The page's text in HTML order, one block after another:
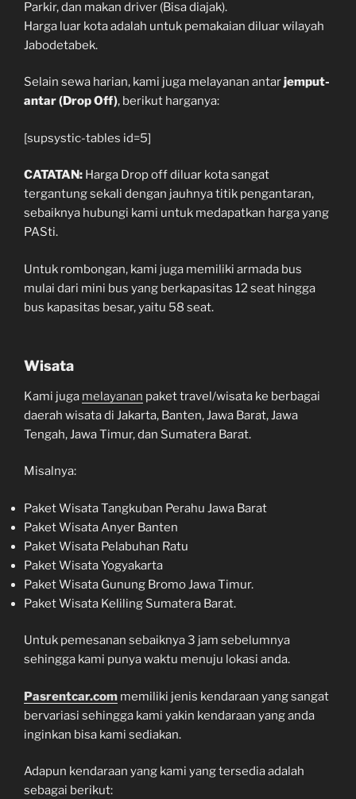
Parkir, dan makan driver (Bisa diajak).
Harga luar kota adalah untuk pemakaian diluar wilayah
Jabodetabek.
Selain sewa harian, kami juga melayanan antarjemput-
antar (Drop Off), berikut harganya:
[supsystic-tables id=5]
CATATAN: Harga Drop off diluar kota sangat
tergantung sekali dengan jauhnya titik pengantaran,
sebaiknya hubungi kami untuk medapatkan harga yang
PASti.
Untuk rombongan, kami juga memiliki armada bus
mulai dari mini bus yang berkapasitas 12 seat hingga
bus kapasitas besar, yaitu 58 seat.
Wisata
Kami juga melayanan paket travel/wisata ke berbagai
daerah wisata di Jakarta, Banten, Jawa Barat, Jawa
Tengah, Jawa Timur, dan Sumatera Barat.
Misalnya:
Paket Wisata Tangkuban Perahu Jawa Barat
Paket Wisata Anyer Banten
Paket Wisata Pelabuhan Ratu
Paket Wisata Yogyakarta
Paket Wisata Gunung Bromo Jawa Timur.
Paket Wisata Keliling Sumatera Barat.
Untuk pemesanan sebaiknya 3 jam sebelumnya
sehingga kami punya waktu menuju lokasi anda.
Pasrentcar.com memiliki jenis kendaraan yang sangat
bervariasi sehingga kami yakin kendaraan yang anda
inginkan bisa kami sediakan.
Adapun kendaraan yang kami yang tersedia adalah
sebagai berikut: